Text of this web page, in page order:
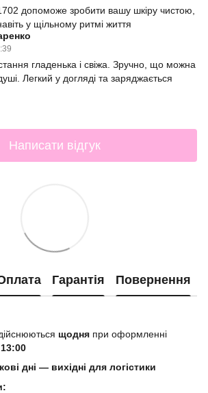
допоможе зробити вашу шкіру чистою,
у щільному ритмі життя
гладенька і свіжа. Зручно, що можна
Легкий у догляді та заряджається
Написати відгук
Гарантія Повернення
щодня при оформленні
дні — вихідні для логістики